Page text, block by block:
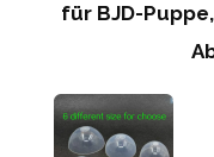
für BJD-